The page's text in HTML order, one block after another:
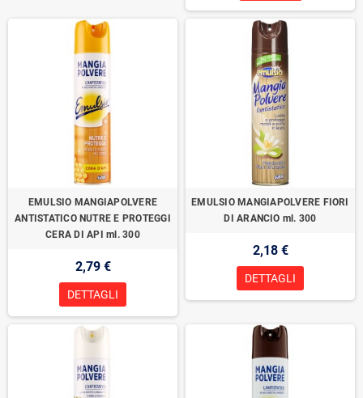
EMULSIO MANGIAPOLVERE
ANTISTATICO NUTRE E PROTEGGI
CERA DI API ml. 300
2,79 €
DETTAGLI
EMULSIO MANGIAPOLVERE FIORI
DI ARANCIO ml. 300
2,18 €
DETTAGLI